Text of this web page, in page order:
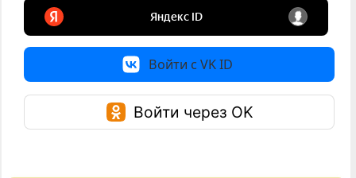
Войти с VK ID
Войти через OK